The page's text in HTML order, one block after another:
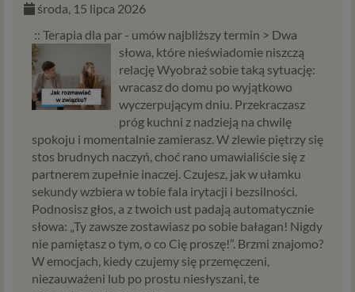
środa, 15 lipca 2026
:: Terapia dla par - umów najbliższy termin > Dwa
słowa, które nieświadomie niszczą
relację Wyobraź sobie taką sytuację:
wracasz do domu po wyjątkowo
wyczerpującym dniu. Przekraczasz
próg kuchni z nadzieją na chwilę
spokoju i momentalnie zamierasz. W zlewie piętrzy się
stos brudnych naczyń, choć rano umawialiście się z
partnerem zupełnie inaczej. Czujesz, jak w ułamku
sekundy wzbiera w tobie fala irytacji i bezsilności.
Podnosisz głos, a z twoich ust padają automatycznie
słowa: „Ty zawsze zostawiasz po sobie bałagan! Nigdy
nie pamiętasz o tym, o co Cię proszę!”. Brzmi znajomo?
W emocjach, kiedy czujemy się przemęczeni,
niezauważeni lub po prostu niesłyszani, te